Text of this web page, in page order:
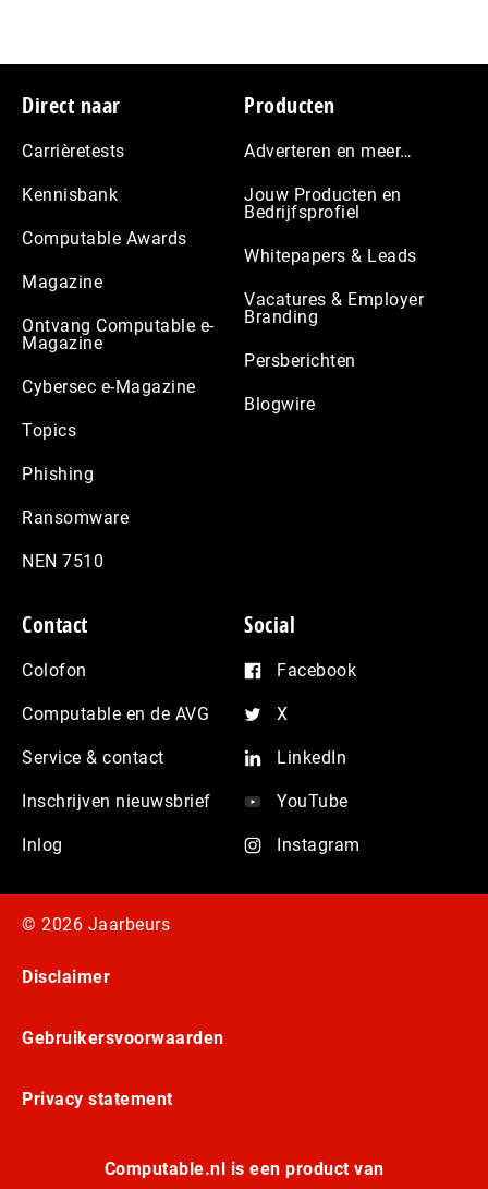
Footer
Direct naar
Carrièretests
Kennisbank
Computable Awards
Magazine
Ontvang Computable e-
Magazine
Cybersec e-Magazine
Topics
Phishing
Ransomware
NEN 7510
Producten
Adverteren en meer…
Jouw Producten en
Bedrijfsprofiel
Whitepapers & Leads
Vacatures & Employer
Branding
Persberichten
Blogwire
Contact
Colofon
Computable en de AVG
Service & contact
Inschrijven nieuwsbrief
Inlog
Social
Facebook
X
LinkedIn
YouTube
Instagram
© 2026 Jaarbeurs
Disclaimer
Gebruikersvoorwaarden
Privacy statement
Computable.nl is een product van